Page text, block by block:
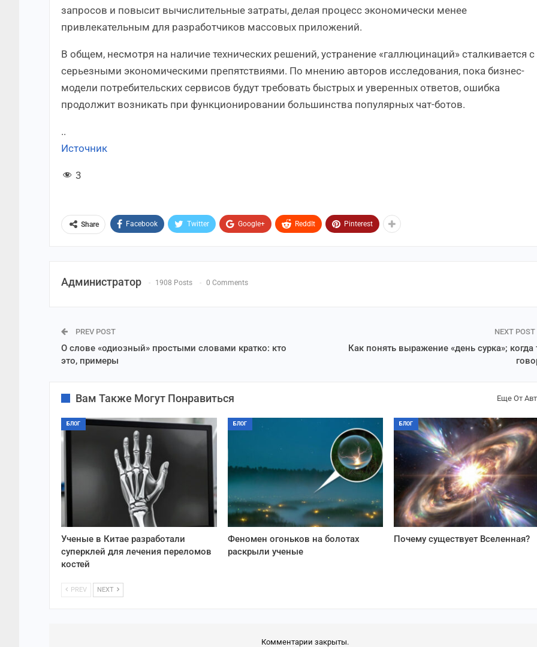
запросов и повысит вычислительные затраты, делая процесс экономически менее
привлекательным для разработчиков массовых приложений.
В общем, несмотря на наличие технических решений, устранение «галлюцинаций» сталкивается с
серьезными экономическими препятствиями. По мнению авторов исследования, пока бизнес-
модели потребительских сервисов будут требовать быстрых и уверенных ответов, ошибка
продолжит возникать при функционировании большинства популярных чат-ботов.
..
Источник
3
Share Facebook Twitter Google+ ReddIt Pinterest
Администратор 1908 Posts 0 Comments
PREV POST
О слове «одиозный» простыми словами кратко: кто
это, примеры
NEXT POST
Как понять выражение «день сурка»; когда
Вам Также Могут Понравиться Еще От
БЛОГ
Ученые в Китае разработали
суперклей для лечения переломов
костей
БЛОГ
Феномен огоньков на болотах
раскрыли ученые
БЛОГ
Почему существует Вселенная?
PREV NEXT
Комментарии закрыты.